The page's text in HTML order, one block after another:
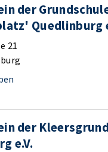
der
Quedlinburg
21
der
e.V.